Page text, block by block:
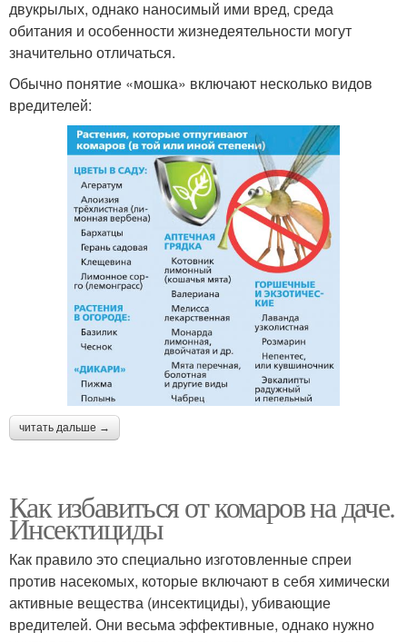
двукрылых, однако наносимый ими вред, среда
обитания и особенности жизнедеятельности могут
значительно отличаться.
Обычно понятие «мошка» включают несколько видов
вредителей:
читать дальше →
Как избавиться от комаров на даче.
Инсектициды
Как правило это специально изготовленные спреи
против насекомых, которые включают в себя химически
активные вещества (инсектициды), убивающие
вредителей. Они весьма эффективные, однако нужно